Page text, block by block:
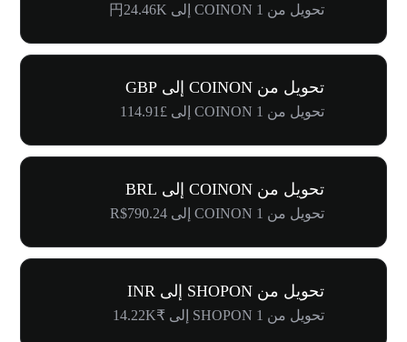
تحويل من 1 COINON إلى 円24.46K
تحويل من COINON إلى GBP
تحويل من 1 COINON إلى £114.91
تحويل من COINON إلى BRL
تحويل من 1 COINON إلى R$790.24
تحويل من SHOPON إلى INR
تحويل من 1 SHOPON إلى ₹14.22K